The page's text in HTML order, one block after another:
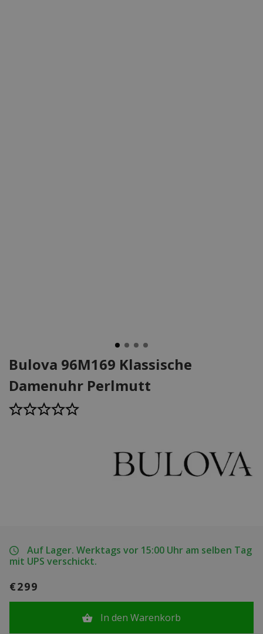
Bulova 96M169 Klassische
Damenuhr Perlmutt
Auf Lager. Werktags vor 15:00 Uhr am selben Tag
mit UPS verschickt.
€299
In den Warenkorb